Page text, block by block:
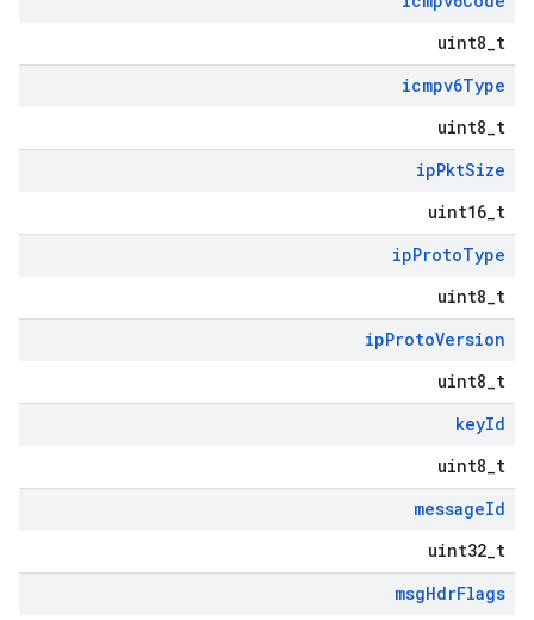
uint8_t
icmpv6Type
uint8_t
ipPktSize
uint16_t
ipProtoType
uint8_t
ipProtoVersion
uint8_t
keyId
uint8_t
messageId
uint32_t
msgHdrFlags